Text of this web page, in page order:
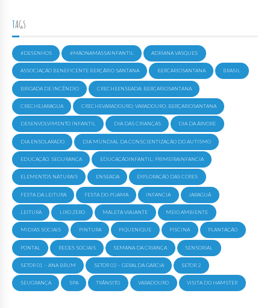
TAGS
#DESENHOS #MÃONAMASSAINFANTIL ADRIANA VASQUES
ASSOCIAÇÃO BENEFICENTE BERÇÁRIO SANTANA BERCARIOSANTANA BRASIL
BRIGADA DE INCÊNDIO CRECHEENSEADA; BERCARIOSANTANA
CRECHEJARAGUA CRECHEVARADOURO; VARADOURO; BERÇARIOSANTANA
DESENVOLVIMENTO INFANTIL DIA DAS CRIANÇAS DIA DA ÁRVORE
DIA ENSOLARADO DIA MUNDIAL DA CONSCIENTIZAÇÃO DO AUTISMO
EDUCAÇÃO. SEGURANÇA EDUCAÇÃOINFANTIL; PRIMEIRAINFANCIA
ELEMENTOS NATURAIS ENSEADA EXPLORAÇÃO DAS CORES
FESTA DA LEITURA FESTA DO PIJAMA INFANCIA JARAGUÁ
LEITURA LIXO ZERO MALETA VIAJANTE MEIO AMBIENTE
MIDIAS SOCIAIS PINTURA PIQUENIQUE PISCINA PLANTAÇÃO
PONTAL REDES SOCIAIS SEMANA DA CRIANÇA SENSORIAL
SETOR 01 – ANA BRUM SETOR 02 – GERALDA GARCIA SETOR 2
SEUGRANÇA SPA TRÂNSITO VARADOURO VISITA DO HAMSTER